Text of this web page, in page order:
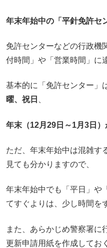
年末年始中の「平針免許セ
免許センターなどの行政機
付時間」や「営業時間」に
基本的に「免許センター」
曜、祝日
年末（12月29日～1月3日）
ただ、年末年始中は混雑す
見ても分かりますので、
年末年始中でも「平日」や
てすぐよりは、少し時間を
また、あらかじめ警察署に
更新申請用紙を作成してお